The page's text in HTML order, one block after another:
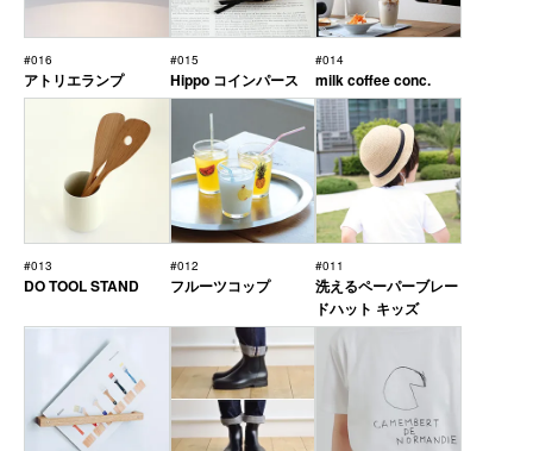
#016
アトリエランプ
#015
Hippo コインパース
#014
milk coffee conc.
#013
DO TOOL STAND
#012
フルーツコップ
#011
洗えるペーパーブレー
ドハット キッズ